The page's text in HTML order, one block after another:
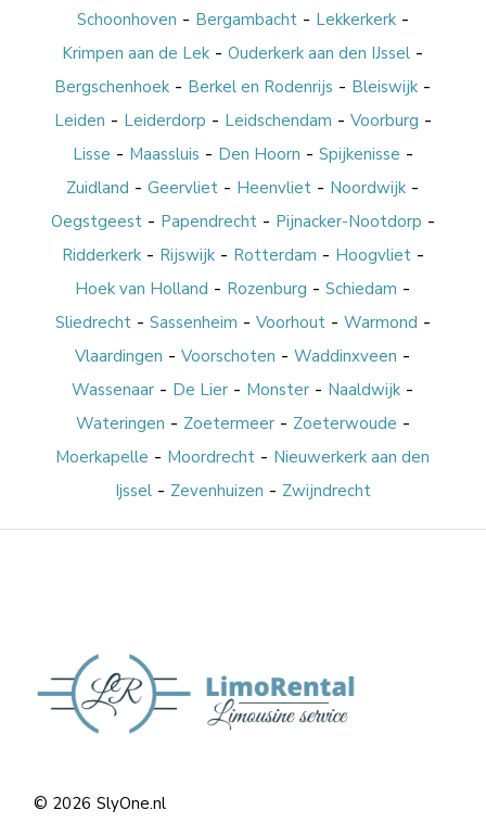
Schoonhoven - Bergambacht- Lekkerkerk-
Krimpen aan de Lek -Ouderkerk aan den IJssel -
Bergschenhoek - Berkel en Rodenrijs - Bleiswijk -
Leiden - Leiderdorp - Leidschendam - Voorburg -
Lisse - Maassluis - Den Hoorn - Spijkenisse -
Zuidland -Geervliet - Heenvliet - Noordwijk -
Oegstgeest- Papendrecht- Pijnacker-Nootdorp -
Ridderkerk- Rijswijk- Rotterdam - Hoogvliet-
Hoek van Holland - Rozenburg -Schiedam -
Sliedrecht- Sassenheim - Voorhout- Warmond -
Vlaardingen -Voorschoten -Waddinxveen -
Wassenaar - De Lier - Monster - Naaldwijk -
Wateringen - Zoetermeer- Zoeterwoude -
Moerkapelle - Moordrecht - Nieuwerkerk aan den
Ijssel- Zevenhuizen - Zwijndrecht
© 2026 SlyOne.nl